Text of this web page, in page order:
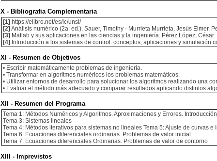
X - Bibliografia Complementaria
[1] https://elibro.net/es/lc/unsl/
[2] Análisis numérico (2a. ed.). Sauer, Timothy - Murrieta Murrieta, Jesús Elmer.
[3] Matlab y sus aplicaciones en las ciencias y la ingeniería. Pérez López,
[4] Introducción a los sistemas de control: conceptos, aplicaciones y simulación
XI - Resumen de Objetivos
• Escribir matemáticamente problemas de ingeniería.
• Transformar en algoritmos numéricos los problemas matemáticos.
• Utilizar entornos de desarrollo para solucionar los algoritmos realizando una
• Evaluar el método más adecuado y comparar resultados aplicando distintos
XII - Resumen del Programa
Tema 1: Métodos Numéricos y Algoritmos. Aproximaciones y Errores.
Tema 3: Sistemas lineales
Tema 4: Métodos iterativos para sistemas no lineales Tema 5: Ajuste de curvas e
Tema 6: Ecuaciones diferenciales ordinarias. Problemas de valor inicial
Tema 7: Ecuaciones diferenciales Ordinarias. Problemas de valor de contorno
XIII - Imprevistos